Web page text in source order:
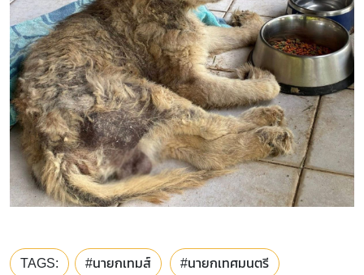
TAGS: #นายกเทมส์ #นายกเทศมนตรี